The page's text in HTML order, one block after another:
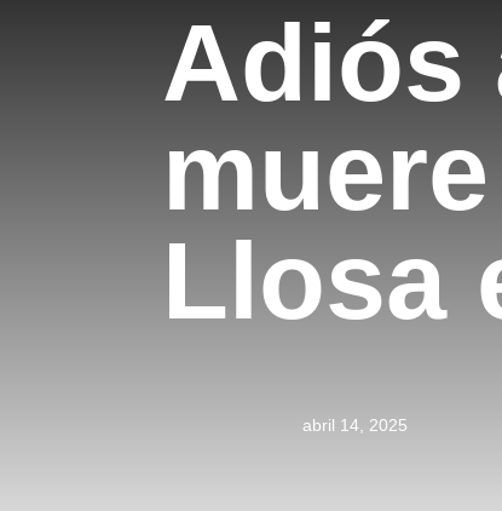
Adiós
Llosa
abril 14, 2025